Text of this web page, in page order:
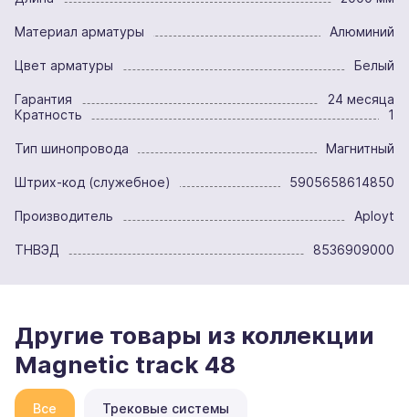
Материал арматуры Алюминий
Цвет арматуры Белый
Гарантия
24 месяца
Кратность
1
Тип шинопровода Магнитный
Штрих-код (служебное) 5905658614850
Производитель Aployt
ТНВЭД 8536909000
Другие товары из коллекции
Magnetic track 48
Все Трековые системы